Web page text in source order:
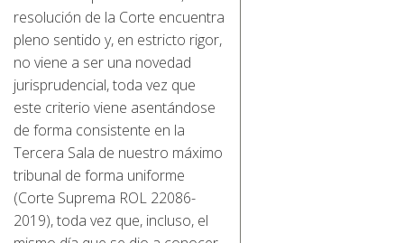
resolución de la Corte encuentra
pleno sentido y, en estricto rigor,
no viene a ser una novedad
jurisprudencial, toda vez que
este criterio viene asentándose
de forma consistente en la
Tercera Sala de nuestro máximo
tribunal de forma uniforme
(Corte Suprema ROL 22086-
2019), toda vez que, incluso, el